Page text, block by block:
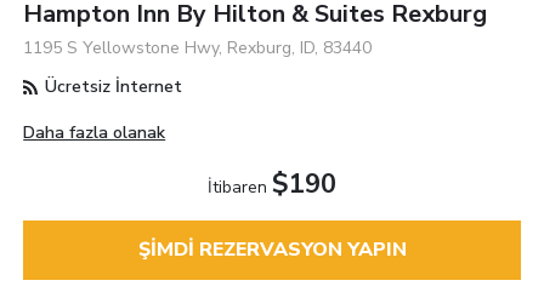
Hampton Inn By Hilton & Suites Rexburg
1195 S Yellowstone Hwy, Rexburg, ID, 83440
Ücretsiz İnternet
Daha fazla olanak
İtibaren $190
ŞIMDI REZERVASYON YAPIN